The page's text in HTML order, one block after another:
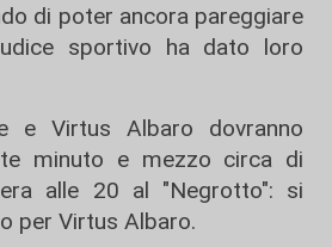
di poter ancora pareggiare
sportivo ha dato loro
e Virtus Albaro dovranno
minuto e mezzo circa di
alle 20 al "Negrotto": si
per Virtus Albaro.